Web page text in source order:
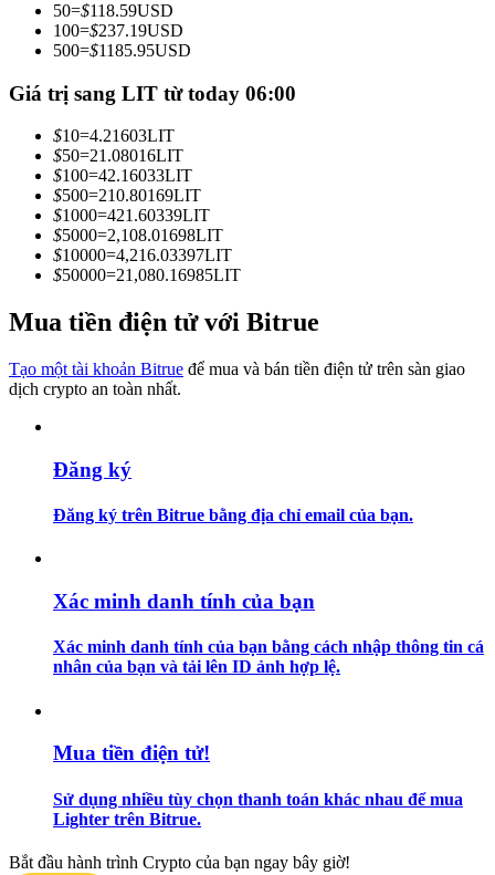
Trở thành Nhà giao dịch Sao chép
Phân tích dữ liệu lớn bao gồm thông tin giao dịch, v.v.
Hướng dẫn giao dịch Spot
Chiến lược giao dịch
Học cách duy trì lợi nhuận
50=$118.59USD
100=$237.19USD
500=$1185.95USD
Giá trị sang LIT từ today 06:00
$10=4.21603LIT
$50=21.08016LIT
$100=42.16033LIT
$500=210.80169LIT
$1000=421.60339LIT
$5000=2,108.01698LIT
$10000=4,216.03397LIT
$50000=21,080.16985LIT
Mua tiền điện tử với Bitrue
Tạo một tài khoản Bitrue để mua và bán tiền điện tử trên sàn giao
dịch crypto an toàn nhất.
Đăng ký
Đăng ký trên Bitrue bằng địa chỉ email của bạn.
Xác minh danh tính của bạn
Xác minh danh tính của bạn bằng cách nhập thông tin cá
nhân của bạn và tải lên ID ảnh hợp lệ.
Mua tiền điện tử!
Sử dụng nhiều tùy chọn thanh toán khác nhau để mua
Lighter trên Bitrue.
Bắt đầu hành trình Crypto của bạn ngay bây giờ!